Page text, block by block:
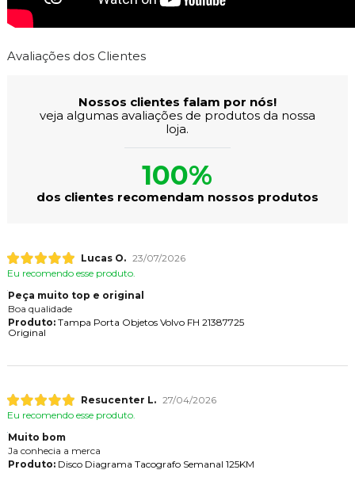
Avaliações dos Clientes
Nossos clientes falam por nós!
veja algumas avaliações de produtos da nossa
loja.
100%
dos clientes recomendam nossos produtos
Lucas O. 23/07/2026
Eu recomendo esse produto.
Peça muito top e original
Boa qualidade
Produto:Tampa Porta Objetos Volvo FH 21387725
Original
Resucenter L. 27/04/2026
Eu recomendo esse produto.
Muito bom
Ja conhecia a merca
Produto:Disco Diagrama Tacografo Semanal 125KM